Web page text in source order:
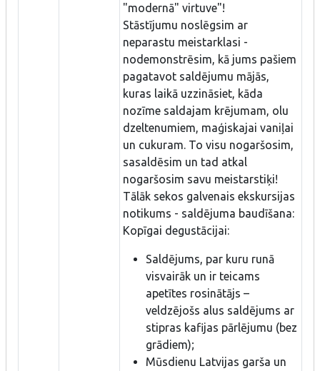
"modernā" virtuve"!
Stāstījumu noslēgsim ar
neparastu meistarklasi -
nodemonstrēsim, kā jums pašiem
pagatavot saldējumu mājās,
kuras laikā uzzināsiet, kāda
nozīme saldajam krējumam, olu
dzeltenumiem, maģiskajai vaniļai
un cukuram. To visu nogaršosim,
sasaldēsim un tad atkal
nogaršosim savu meistarstiķi!
Tālāk sekos galvenais ekskursijas
notikums - saldējuma baudīšana:
Kopīgai degustācijai:
Saldējums, par kuru runā
visvairāk un ir teicams
apetītes rosinātājs –
veldzējošs alus saldējums ar
stipras kafijas pārlējumu (bez
grādiem);
Mūsdienu Latvijas garša un